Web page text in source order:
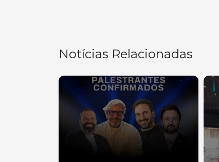
Notícias Relacionadas